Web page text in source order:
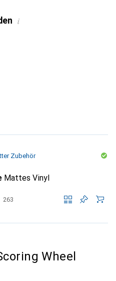
i
Zubehör
Mattes Vinyl
263
Wheel